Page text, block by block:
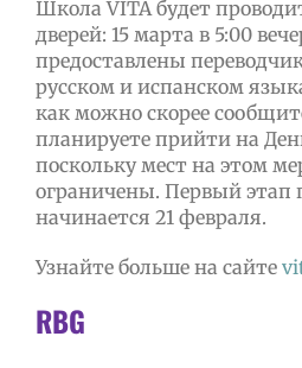
Школа VITA будет
дверей: 15 марта в 5:00
предоставлены
русском и испанском
как можно скорее
планируете прийти на
поскольку мест на этом
ограничены. Первый этап
начинается 21 февраля.
Узнайте больше на сайте
RBG